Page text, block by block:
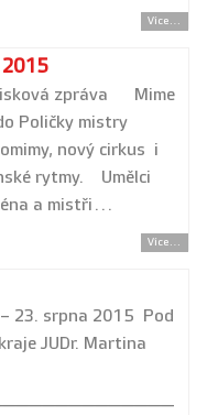
Více...
2015
zpráva Mime
Poličky mistry
nový cirkus i
rytmy. Umělci
a mistři…
Více...
23. srpna 2015 Pod
JUDr. Martina